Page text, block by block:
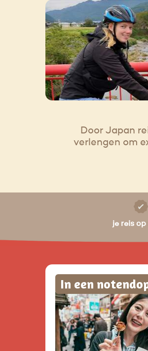
Door Japan
verlengen om
je reis
In een